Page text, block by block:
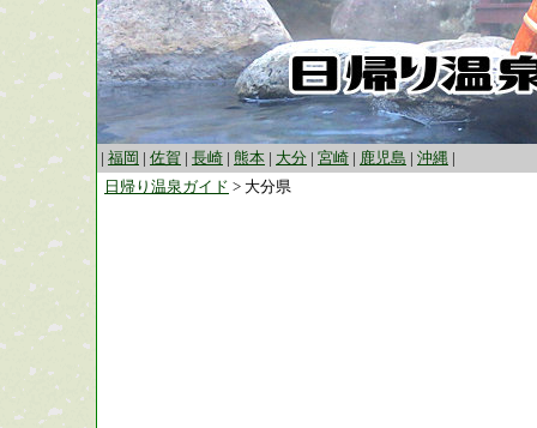
| 福岡 | 佐賀 | 長崎 | 熊本 | 大分 | 宮崎 | 鹿児島 | 沖縄 |
日帰り温泉ガイド > 大分県